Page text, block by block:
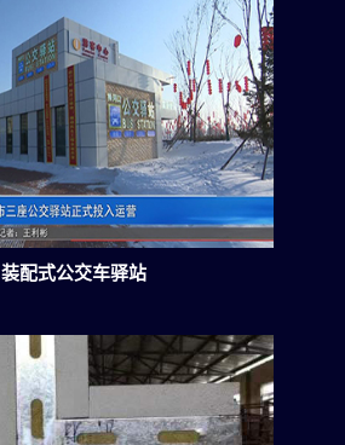
装配式公交车驿站